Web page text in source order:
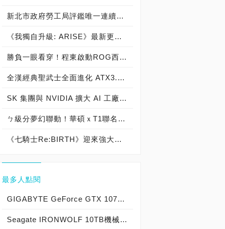
新北市政府勞工局評鑑唯一連續三年獲獎企業！ 宏正三度榮膺新北市政府<友善移工企業>殊榮
《我獨自升級: ARISE》最新更新 成振宇覺醒闇影君主繼承者
勝負一眼看穿！程東啟動ROG西風之神 雙螢幕AI致勝全局
全漢經典聖武士全面進化 ATX3.1，價格不變！FSP VIC BD+ 電競入門最強銅牌電源！ ATX 3.1、全新壓紋線材、登錄享 5 年保固，打造新世代入門電競首選
SK 集團與 NVIDIA 擴大 AI 工廠與次世代記憶體策略合作 規模逾 5,000 億美元的 NVIDIA-SK AI 計畫（NVIDIA-SK AI Initiative）， 涵蓋 SK Telecom 最高達 2GW 的 AI 工廠，以及與 SK 海力士的長期 AI 記憶體合作
ㄅ級分夢幻聯動！華碩ｘT1聯名顯示卡全台盛大開賣
《七騎士Re:BIRTH》迎來強大的全新英雄[天劍]宣嵐 同步推出韓國主題劇情
最多人點閱
GIGABYTE GeForce GTX 1070 Xtreme Gaming實測開箱，電競級顯示卡中的頂尖之作！
Seagate IRONWOLF 10TB機械硬碟實測開箱，氦氣填充那嘶狼守護者NAS HDD